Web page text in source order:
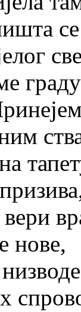
граду
нове,